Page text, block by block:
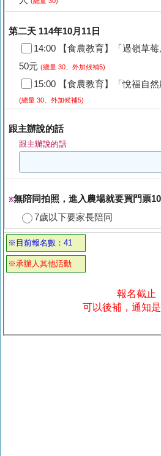
第二天 114年10月11日
14:00 【食農教育】「過嶺草
50元 (總量 30、外加候補5)
15:00 【食農教育】「悅福自
(總量 30、外加候補5)
跟主辦說的話
跟主辦說的話
※無陪同拍照，進入農場就要買門票
7歲以下要家長陪同
※目前報名數：41
※承辦人其他活動
報名截止
可以後補，通知